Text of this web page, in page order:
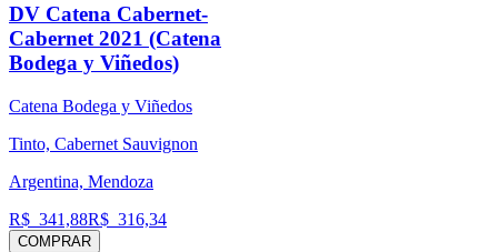
DV Catena Cabernet-
Cabernet 2021 (Catena
Bodega y Viñedos)
Catena Bodega y Viñedos
Tinto, Cabernet Sauvignon
Argentina, Mendoza
R$ 341,88R$ 316,34
COMPRAR